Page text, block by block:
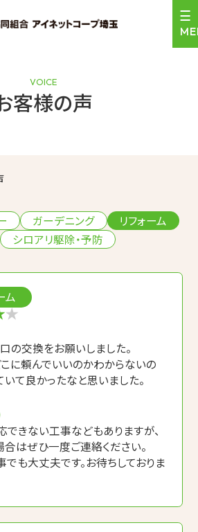
（店舗型相談窓口）
集のお知らせ
のお知らせ
＼24時間受付中！／
VOICE
客様の声
ガーデニング
リフォーム
シロアリ駆除・予防
ム
の交換をお願いしました。
に頼んでいいのかわからないの
いて良かったなと思いました。
できない工事などもありますが、
合はぜひ一度ご連絡ください。
も大丈夫です。お待ちしておりま